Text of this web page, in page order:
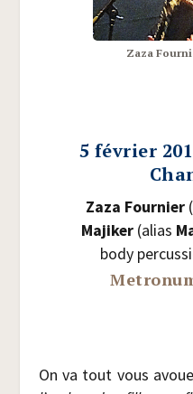
Zaza
5 février
Zaza Four­nier
Maji­ker (alias
body
On va tout vous